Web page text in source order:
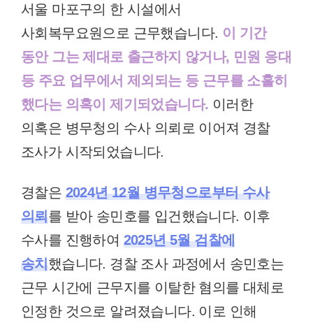
서울 마포구의 한 시설에서
사회복무요원으로 근무했습니다. 이 기간
동안 그는 제대로 출근하지 않거나, 민원 응대
등 주요 업무에서 제외되는 등 근무를 소홀히
했다는 의혹이 제기되었습니다. 이러한
의혹은 병무청의 수사 의뢰로 이어져 경찰
조사가 시작되었습니다.
경찰은 2024년 12월 병무청으로부터 수사
의뢰를 받아 송민호를 입건했습니다. 이후
수사를 진행하여 2025년 5월 검찰에
송치했습니다. 경찰 조사 과정에서 송민호는
근무 시간에 근무지를 이탈한 혐의를 대체로
인정한 것으로 알려졌습니다. 이로 인해